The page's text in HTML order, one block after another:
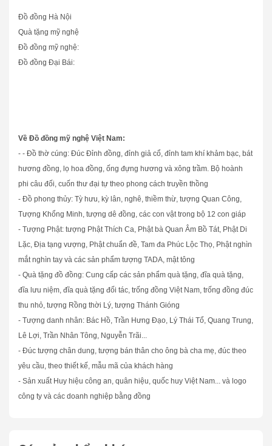
Đồ đồng Hà Nội
Quà tặng mỹ nghệ
Đồ đồng mỹ nghệ:
Đồ đồng Đại Bái:
Về Đồ đồng mỹ nghệ Việt Nam:
- - Đồ thờ cúng: Đúc Đỉnh đồng, đỉnh giả cổ, đỉnh tam khí khảm bạc, bát
hương đồng, lọ hoa đồng, ống đựng hương và xông trầm. Bộ hoành
phi câu đối, cuốn thư đại tự theo phong cách truyền thồng
- Đồ phong thủy: Tỳ hưu, kỳ lân, nghê, thiềm thừ, tượng Quan Công,
Tượng Khổng Minh, tượng dê đồng, các con vật trong bộ 12 con giáp
- Tượng Phật: tượng Phật Thích Ca, Phật bà Quan Âm Bồ Tát, Phật Di
Lặc, Địa tạng vượng, Phật chuẩn đề, Tam đa Phúc Lộc Thọ, Phật nghìn
mắt nghìn tay và các sản phẩm tượng TADA, mật tông
- Quà tặng đồ đồng: Cung cấp các sản phẩm quà tặng, đĩa quà tặng,
đĩa lưu niệm, đĩa quà tặng đối tác, trống đồng Việt Nam, trống đồng đúc
thu nhỏ, tượng Rồng thời Lý, tượng Thánh Gióng
- Tượng danh nhân: Bác Hồ, Trần Hưng Đạo, Lý Thái Tổ, Quang Trung,
Lê Lợi, Trần Nhân Tông, Nguyễn Trãi...
- Đúc tượng chân dung, tượng bán thân cho ông bà cha mẹ, đúc theo
yêu cầu, theo thiết kế, mẫu mã của khách hàng
- Sản xuất Huy hiệu công an, quân hiệu, quốc huy Việt Nam... và logo
công ty và các doanh nghiệp bằng đồng